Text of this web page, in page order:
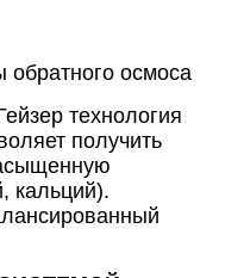
осмоса
технология
получить
кальций).